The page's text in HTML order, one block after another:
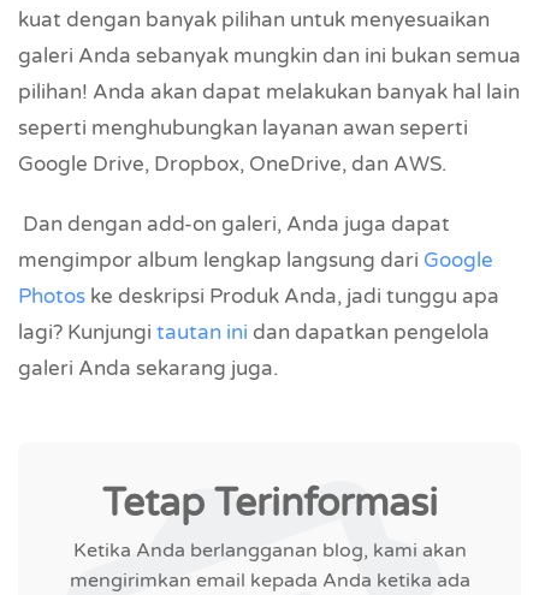
kuat dengan banyak pilihan untuk menyesuaikan
galeri Anda sebanyak mungkin dan ini bukan semua
pilihan! Anda akan dapat melakukan banyak hal lain
seperti menghubungkan layanan awan seperti
Google Drive, Dropbox, OneDrive, dan AWS.
Dan dengan add-on galeri, Anda juga dapat
mengimpor album lengkap langsung dari Google
Photos ke deskripsi Produk Anda, jadi tunggu apa
lagi? Kunjungi tautan ini dan dapatkan pengelola
galeri Anda sekarang juga.
Tetap Terinformasi
Ketika Anda berlangganan blog, kami akan
mengirimkan email kepada Anda ketika ada